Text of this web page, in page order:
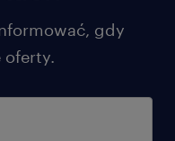
gdy
oferty.